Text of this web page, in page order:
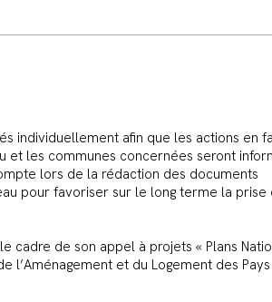
individuellement afin que les actions en
et les communes concernées seront
lors de la rédaction des documents
pour favoriser sur le long terme la prise
cadre de son appel à projets « Plans
l’Aménagement et du Logement des